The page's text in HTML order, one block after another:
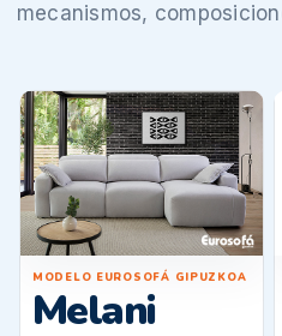
mecanismos,
MODELO EUROSOFÁ GIPUZKOA
Melani